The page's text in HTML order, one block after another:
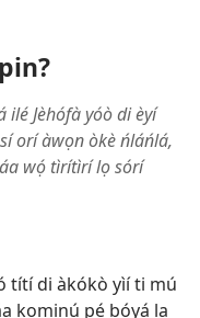
ilé Jèhófà yóò di èyí
orí àwọn òkè ńláńlá,
wọ́ tìrítìrí lọ sórí
títí di àkókò yìí ti mú
kọminú pé bóyá la